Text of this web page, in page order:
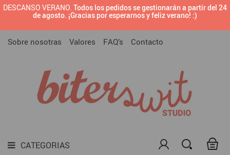
DESCANSO VERANO. Todos los pedidos se gestionarán a partir del 24
de agosto. ¡Gracias por esperarnos y feliz verano! :)
Sobre nosotras Valores FAQ’s Contacto
CATEGORIAS
BRANDING PREDISEÑADO
SELLOS CON TU LOGOTIPO O DISEÑO
 SELLOS PARA EMPRESAS
 SELLOS
TODAS LAS TINTAS PARA SELLOS